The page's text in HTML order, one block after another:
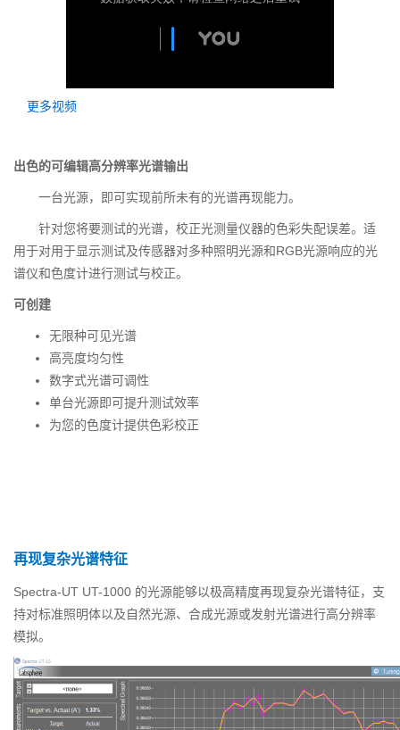
更多视频
出色的可编辑高分辨率光谱输出
一台光源，即可实现前所未有的光谱再现能力。
针对您将要测试的光谱，校正光测量仪器的色彩失配误差。适
用于对用于显示测试及传感器对多种照明光源和RGB光源响应的光
谱仪和色度计进行测试与校正。
可创建
无限种可见光谱
高亮度均匀性
数字式光谱可调性
单台光源即可提升测试效率
为您的色度计提供色彩校正
再现复杂光谱特征
Spectra-UT UT-1000 的光源能够以极高精度再现复杂光谱特征，支
持对标准照明体以及自然光源、合成光源或发射光谱进行高分辨率
模拟。